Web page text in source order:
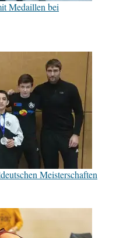
Medaillen bei
Meisterschaften